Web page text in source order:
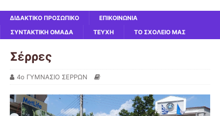
ΔΙΔΑΚΤΙΚΟ ΠΡΟΣΩΠΙΚΟ
ΕΠΙΚΟΙΝΩΝΙΑ
ΣΥΝΤΑΚΤΙΚΗ ΟΜΑΔΑ
ΤΕΥΧΗ ΤΟ ΣΧΟΛΕΙΟ ΜΑΣ
Σέρρες
4ο ΓΥΜΝΑΣΙΟ ΣΕΡΡΩΝ